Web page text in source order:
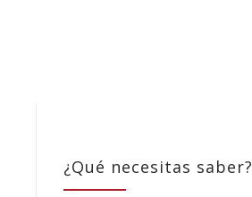
¿Qué necesitas saber?